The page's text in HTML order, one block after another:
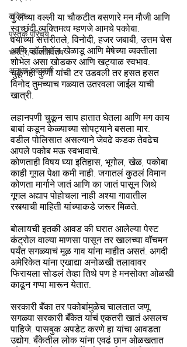
ललित
पुस्तक परिचय
चरित्र/व्यक्तीविशेष
अनुभव/आठवणी
पु.लंच्या वल्ली या चौकटीत बसणारे मन मौजी आणि
स्वच्छंदी व्यक्तिमत्व म्हणजे आमचे पकोबा.
वयाच्या सत्तरीतले, विनोदी, हजर जबाबी, उत्तम चेस
आणि व्हॉलीबॉल खेळाडू आणि मेषेच्या व्यक्तीला
शोभेल असा खोडकर आणि खट्याळ स्वभाव.
चुकूनही कुणी यांची टर उडवली तर हसत हसत
विनोद तुमच्याच गळ्यात उतरवला जाईल याची
खात्री.
लहानपणी चुकून साप हातात घेतला आणि मग काय
बाबां कडून केळ्याच्या सोपट्याने बसला मार.
वडील पोलिसात असल्याने जेवढे कडक तेवढेच
आपले पकोब मऊ स्वभावाचे.
कोणताही विषय घ्या इतिहास, भूगोल, खेळ, पकोबा
काही गूगल पेक्षा कमी नाही. जगातलं कुठलं विमान
कोणता मार्गाने जातं आणि का जातं पासून जिथे
गूगल अद्याप पोहोचला नाही अश्या गावातील
रस्त्याची माहिती यांच्याकडे जरूर मिळते.
बोलायची इतकी आवड की घरात आलेल्या पेस्ट
कंट्रोल वाल्या माणसा पासून तर खालच्या वॉचमन
पर्यंत सगळ्याचं मूळ गाव यांना माहीत असतं. अगदी
अमेरिकेत यांना एखाद्या अनोळखी तलावावर
फिरायला सोडलं तेव्हा तिथे पण हे मनसोक्त ओळखी
काढून गप्पा मारून येतात.
सरकारी बँका तर पकोबांमुळेच चालतात जणू.
सगळ्या सरकारी बँकेत यांचं एकतरी खातं असलच
पाहिजे. पासबुक अपडेट करणे हा यांचा आवडता
उद्योग. बँकेतील लोक यांना एवढं छान ओळखतात